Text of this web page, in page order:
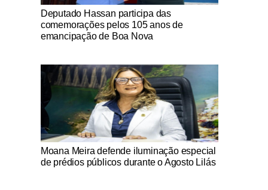
Notícias Católicas
Deputado Hassan participa das
comemorações pelos 105 anos de
emancipação de Boa Nova
Notícias Católicas
Moana Meira defende iluminação especial
de prédios públicos durante o Agosto Lilás